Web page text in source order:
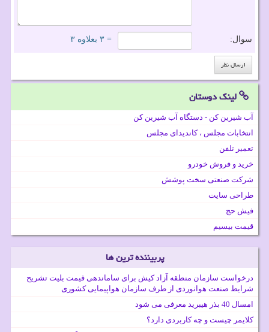
سوال: = ۳ بعلاوه ۳
لینک دوستان
آب شیرین کن - دستگاه آب شیرین کن
انتخابات مجلس ، کاندیدای مجلس
تعمیر تلفن
خرید و فروش خودرو
شرکت صنعتی سخت پوشش
طراحی سایت
فیش حج
قیمت بیسیم
پربیننده ترین ها
درخواست سازمان منطقه آزاد کیش برای ساماندهی قیمت بلیت تشریح
شرایط صنعت هوانوردی از طرف سازمان هواپیمایی کشوری
امسال 40 بذر هیبرید معرفی می شود
کلایمر چیست و چه کاربردی دارد؟